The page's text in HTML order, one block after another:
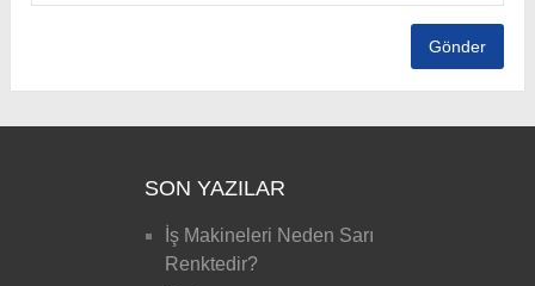
SON YAZILAR
İş Makineleri Neden Sarı
Renktedir?